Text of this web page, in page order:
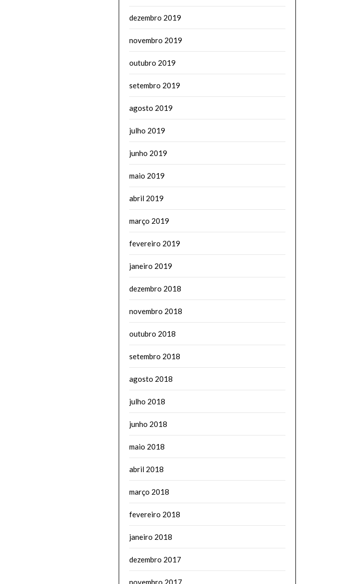
dezembro 2019
novembro 2019
outubro 2019
setembro 2019
agosto 2019
julho 2019
junho 2019
maio 2019
abril 2019
março 2019
fevereiro 2019
janeiro 2019
dezembro 2018
novembro 2018
outubro 2018
setembro 2018
agosto 2018
julho 2018
junho 2018
maio 2018
abril 2018
março 2018
fevereiro 2018
janeiro 2018
dezembro 2017
novembro 2017